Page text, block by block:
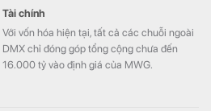
Tài chính
Với vốn hóa hiện tại, tất cả các chuỗi ngoài
DMX chỉ đóng góp tổng cộng chưa đến
16.000 tỷ vào định giá của MWG.